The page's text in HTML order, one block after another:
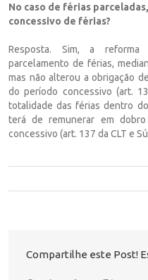
No caso de férias
concessivo de férias?
Resposta. Sim, a
parcelamento de férias,
mas não alterou a obrigação
do período concessivo (art.
totalidade das férias dentro
terá de remunerar em
concessivo (art. 137 da CLT e
Compartilhe este Post!